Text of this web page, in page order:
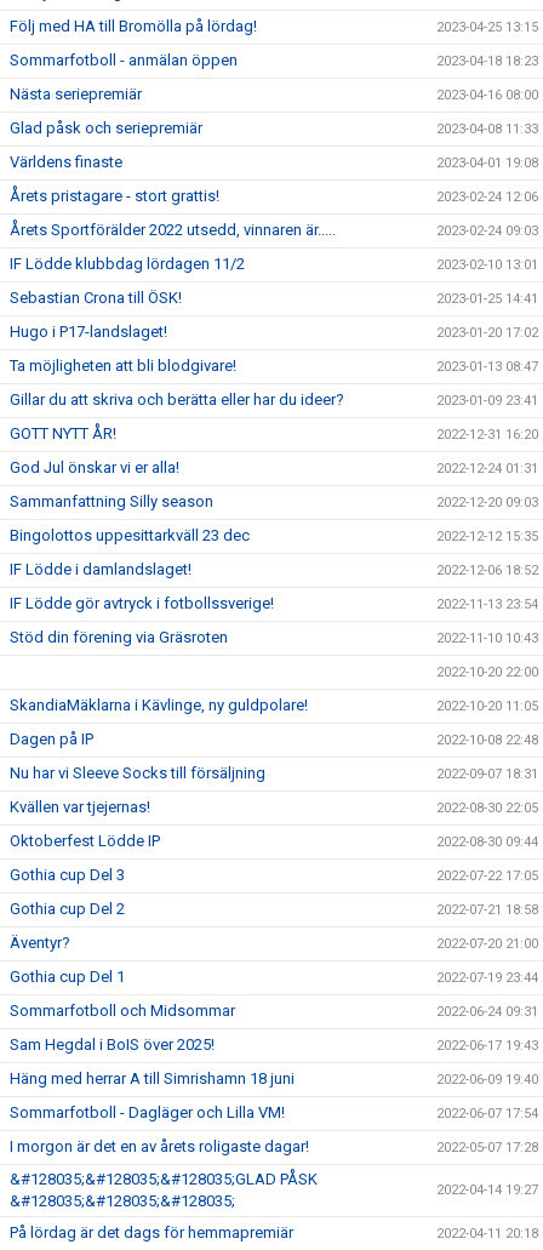
Följ med HA till Bromölla på lördag! 2023-04-25 13:15
Sommarfotboll - anmälan öppen 2023-04-18 18:23
Nästa seriepremiär 2023-04-16 08:00
Glad påsk och seriepremiär 2023-04-08 11:33
Världens finaste 2023-04-01 19:08
Årets pristagare - stort grattis! 2023-02-24 12:06
Årets Sportförälder 2022 utsedd, vinnaren är..... 2023-02-24 09:03
IF Lödde klubbdag lördagen 11/2 2023-02-10 13:01
Sebastian Crona till ÖSK! 2023-01-25 14:41
Hugo i P17-landslaget! 2023-01-20 17:02
Ta möjligheten att bli blodgivare! 2023-01-13 08:47
Gillar du att skriva och berätta eller har du ideer? 2023-01-09 23:41
GOTT NYTT ÅR! 2022-12-31 16:20
God Jul önskar vi er alla! 2022-12-24 01:31
Sammanfattning Silly season 2022-12-20 09:03
Bingolottos uppesittarkväll 23 dec 2022-12-12 15:35
IF Lödde i damlandslaget! 2022-12-06 18:52
IF Lödde gör avtryck i fotbollssverige! 2022-11-13 23:54
Stöd din förening via Gräsroten 2022-11-10 10:43
2022-10-20 22:00
SkandiaMäklarna i Kävlinge, ny guldpolare! 2022-10-20 11:05
Dagen på IP 2022-10-08 22:48
Nu har vi Sleeve Socks till försäljning 2022-09-07 18:31
Kvällen var tjejernas! 2022-08-30 22:05
Oktoberfest Lödde IP 2022-08-30 09:44
Gothia cup Del 3 2022-07-22 17:05
Gothia cup Del 2 2022-07-21 18:58
Äventyr? 2022-07-20 21:00
Gothia cup Del 1 2022-07-19 23:44
Sommarfotboll och Midsommar 2022-06-24 09:31
Sam Hegdal i BoIS över 2025! 2022-06-17 19:43
Häng med herrar A till Simrishamn 18 juni 2022-06-09 19:40
Sommarfotboll - Dagläger och Lilla VM! 2022-06-07 17:54
I morgon är det en av årets roligaste dagar! 2022-05-07 17:28
&#128035;&#128035;&#128035;GLAD PÅSK
&#128035;&#128035;&#128035;
2022-04-14 19:27
På lördag är det dags för hemmapremiär 2022-04-11 20:18